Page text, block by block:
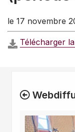
le 17 novembre
Télécharger